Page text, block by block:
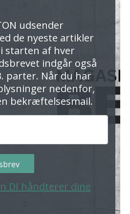
udsender
de nyeste artikler
starten af hver
indgår også
parter. Når du har
nedenfor,
bekræftelsesmail.
DI håndterer dine